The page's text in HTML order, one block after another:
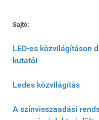
Sajtó:
LED-es közvilágításon
kutatói
Ledes közvilágítás
A színvisszaadási